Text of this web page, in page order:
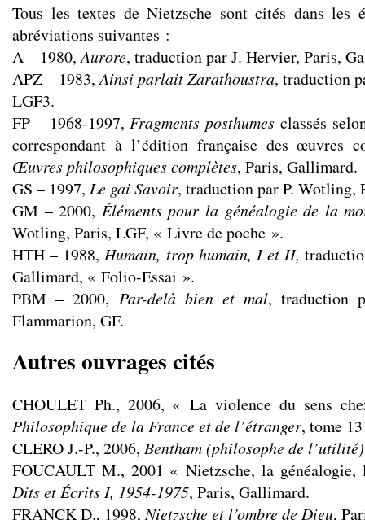
Tous les textes de Nietzsche sont cités dans les
abréviations suivantes :
A – 1980,Aurore, traduction par J. Hervier, Paris,
APZ – 1983,Ainsi parlait Zarathoustra, traduction
LGF3.
FP – 1968-1997,Fragments posthumes classés
correspondant à l’édition française des
Œuvres philosophiques complètes, Paris, Gallimard.
GS – 1997, Le gai Savoir, traduction par P. Wotling,
GM – 2000, Éléments pour la généalogie de la
Wotling, Paris, LGF, « Livre de poche ».
HTH – 1988,Humain, trop humain, I et II,
Gallimard, « Folio-Essai ».
PBM – 2000, Par-delà bien et mal, traduction
Flammarion, GF.
Autres ouvrages cités
CHOULET Ph., 2006, « La violence du sens
Philosophique de la France et de l’étranger, tome
CLERO J.-P., 2006, Bentham (philosophe de l’utilité)
FOUCAULT M., 2001 « Nietzsche, la
Dits et Écrits I, 1954-1975, Paris, Gallimard.
FRANCK D., 1998,Nietzsche et l’ombre de Dieu,